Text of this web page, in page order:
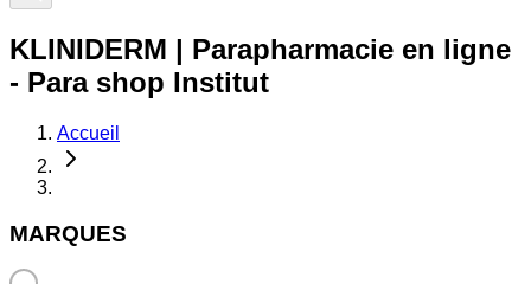
KLINIDERM | Parapharmacie en ligne
- Para shop Institut
Accueil
MARQUES